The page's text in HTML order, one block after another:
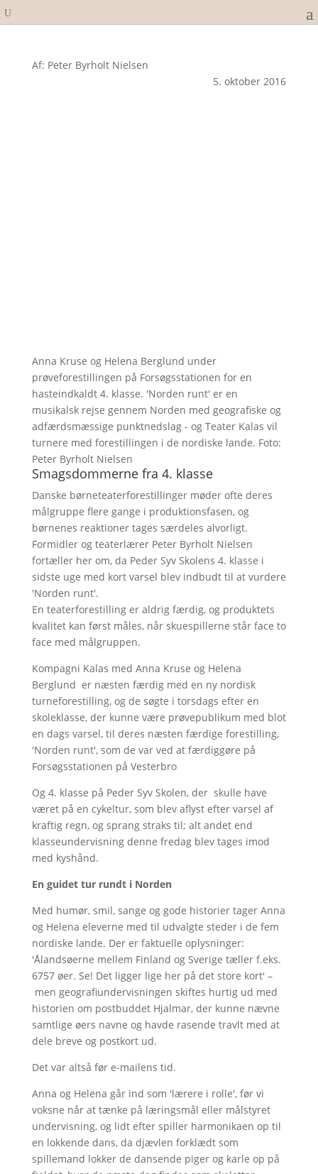
Af: Peter Byrholt Nielsen
5. oktober 2016
Anna Kruse og Helena Berglund under
prøveforestillingen på Forsøgsstationen for en
hasteindkaldt 4. klasse. 'Norden runt' er en
musikalsk rejse gennem Norden med geografiske og
adfærdsmæssige punktnedslag - og Teater Kalas vil
turnere med forestillingen i de nordiske lande. Foto:
Peter Byrholt Nielsen
Smagsdommerne fra 4. klasse
Danske børneteaterforestillinger møder ofte deres
målgruppe flere gange i produktionsfasen, og
børnenes reaktioner tages særdeles alvorligt.
Formidler og teaterlærer Peter Byrholt Nielsen
fortæller her om, da Peder Syv Skolens 4. klasse i
sidste uge med kort varsel blev indbudt til at vurdere
'Norden runt'.
En teaterforestilling er aldrig færdig, og produktets
kvalitet kan først måles, når skuespillerne står face to
face med målgruppen.
Kompagni Kalas med Anna Kruse og Helena
Berglund er næsten færdig med en ny nordisk
turneforestilling, og de søgte i torsdags efter en
skoleklasse, der kunne være prøvepublikum med blot
en dags varsel, til deres næsten færdige forestilling,
'Norden runt', som de var ved at færdiggøre på
Forsøgsstationen på Vesterbro
Og 4. klasse på Peder Syv Skolen, der skulle have
været på en cykeltur, som blev aflyst efter varsel af
kraftig regn, og sprang straks til; alt andet end
klasseundervisning denne fredag blev tages imod
med kyshånd.
En guidet tur rundt i Norden
Med humør, smil, sange og gode historier tager Anna
og Helena eleverne med til udvalgte steder i de fem
nordiske lande. Der er faktuelle oplysninger:
'Ålandsøerne mellem Finland og Sverige tæller f.eks.
6757 øer. Se! Det ligger lige her på det store kort' –
men geografiundervisningen skiftes hurtig ud med
historien om postbuddet Hjalmar, der kunne nævne
samtlige øers navne og havde rasende travlt med at
dele breve og postkort ud.
Det var altså før e-mailens tid.
Anna og Helena går ind som 'lærere i rolle', før vi
voksne når at tænke på læringsmål eller målstyret
undervisning, og lidt efter spiller harmonikaen op til
en lokkende dans, da djævlen forklædt som
spillemand lokker de dansende piger og karle op på